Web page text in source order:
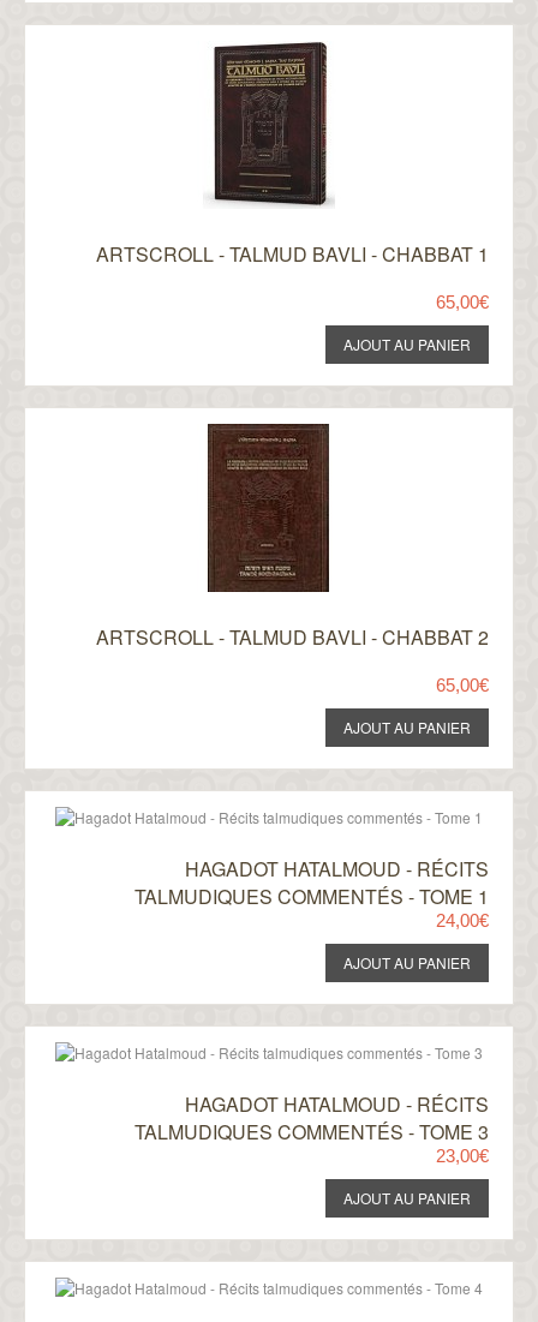
ARTSCROLL - TALMUD BAVLI - CHABBAT 1
65,00€
ARTSCROLL - TALMUD BAVLI - CHABBAT 2
65,00€
HAGADOT HATALMOUD - RÉCITS
TALMUDIQUES COMMENTÉS - TOME 1
24,00€
HAGADOT HATALMOUD - RÉCITS
TALMUDIQUES COMMENTÉS - TOME 3
23,00€